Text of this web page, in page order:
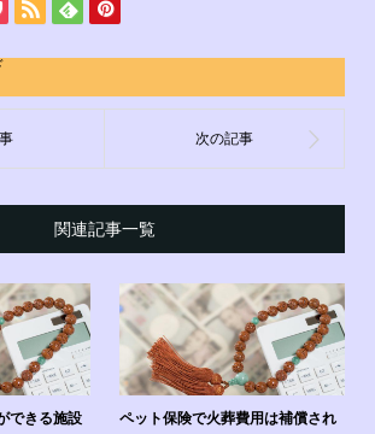
関連記事一覧
できる施設
ペット保険で火葬費用は補償され